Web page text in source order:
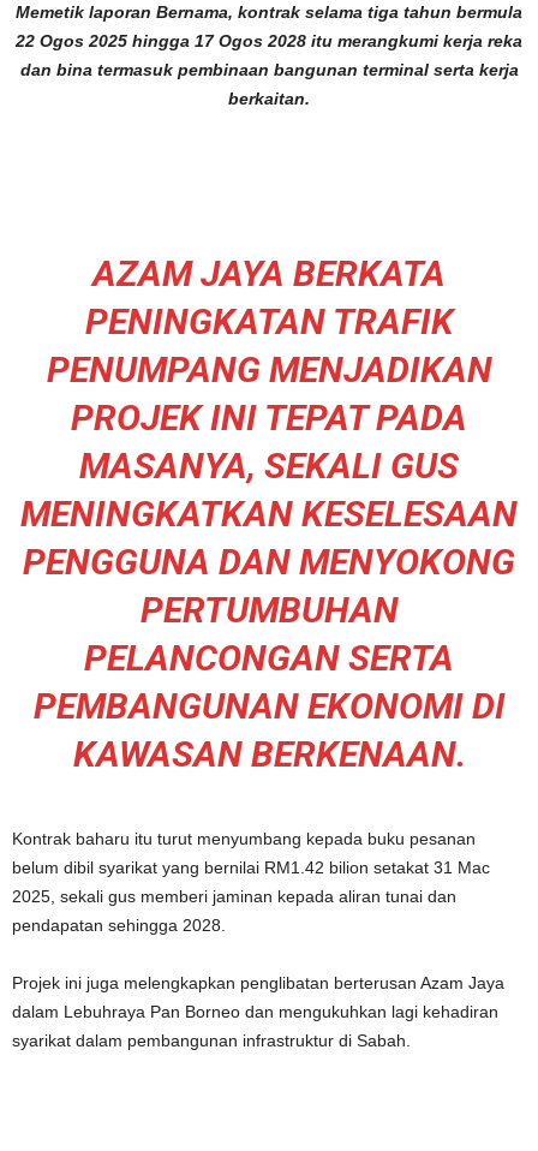
Memetik laporan Bernama, kontrak selama tiga tahun bermula
22 Ogos 2025 hingga 17 Ogos 2028 itu merangkumi kerja reka
dan bina termasuk pembinaan bangunan terminal serta kerja
berkaitan.
AZAM JAYA BERKATA
PENINGKATAN TRAFIK
PENUMPANG MENJADIKAN
PROJEK INI TEPAT PADA
MASANYA, SEKALI GUS
MENINGKATKAN KESELESAAN
PENGGUNA DAN MENYOKONG
PERTUMBUHAN
PELANCONGAN SERTA
PEMBANGUNAN EKONOMI DI
KAWASAN BERKENAAN.
Kontrak baharu itu turut menyumbang kepada buku pesanan
belum dibil syarikat yang bernilai RM1.42 bilion setakat 31 Mac
2025, sekali gus memberi jaminan kepada aliran tunai dan
pendapatan sehingga 2028.
Projek ini juga melengkapkan penglibatan berterusan Azam Jaya
dalam Lebuhraya Pan Borneo dan mengukuhkan lagi kehadiran
syarikat dalam pembangunan infrastruktur di Sabah.